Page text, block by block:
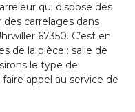
qui dispose des
des carrelages dans
67350. C’est en
de la pièce : salle de
le type de
appel au service de